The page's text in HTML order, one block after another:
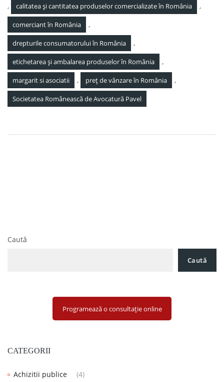
, calitatea și cantitatea produselor comercializate în România ,
comerciant în România ,
drepturile consumatorului în România ,
etichetarea și ambalarea produselor în România ,
margarit si asociatii , preț de vânzare în România ,
Societatea Românească de Avocatură Pavel
Caută
Caută
Programează o consultație online
CATEGORII
Achizitii publice (4)